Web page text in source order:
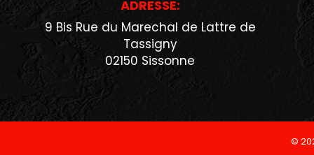
ADRESSE:
9 Bis Rue du Marechal de Lattre de
Tassigny
02150 Sissonne
©